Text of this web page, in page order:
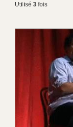
Utilisé 3 fois